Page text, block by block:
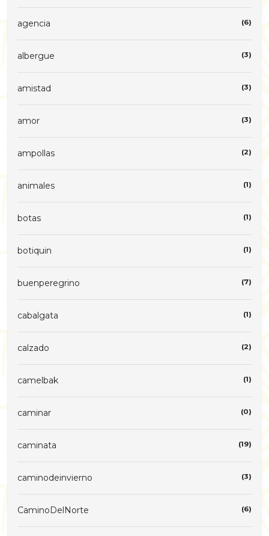
agencia (6)
albergue (3)
amistad (3)
amor (3)
ampollas (2)
animales (1)
botas (1)
botiquin (1)
buenperegrino (7)
cabalgata (1)
calzado (2)
camelbak (1)
caminar (0)
caminata (19)
caminodeinvierno (3)
CaminoDelNorte (6)